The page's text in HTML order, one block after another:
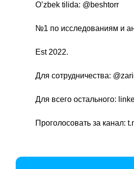
O’zbek tilida: @beshtorr
№1 по исследованиям и
Est 2022.
Для сотрудничества:
Для всего остального:
Проголосовать за канал: